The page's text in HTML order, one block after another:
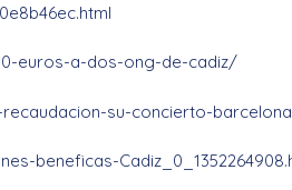
euros-a-dos-ong-de-cadiz/
su-concierto-
beneficas-